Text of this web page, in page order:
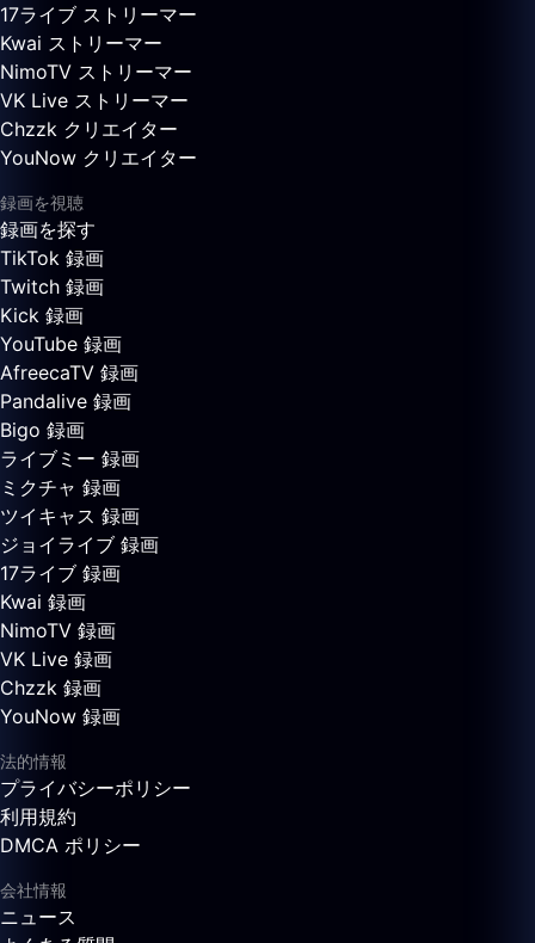
17ライブ ストリーマー
Kwai ストリーマー
NimoTV ストリーマー
VK Live ストリーマー
Chzzk クリエイター
YouNow クリエイター
録画を視聴
録画を探す
TikTok 録画
Twitch 録画
Kick 録画
YouTube 録画
AfreecaTV 録画
Pandalive 録画
Bigo 録画
ライブミー 録画
ミクチャ 録画
ツイキャス 録画
ジョイライブ 録画
17ライブ 録画
Kwai 録画
NimoTV 録画
VK Live 録画
Chzzk 録画
YouNow 録画
法的情報
プライバシーポリシー
利用規約
DMCA ポリシー
会社情報
ニュース